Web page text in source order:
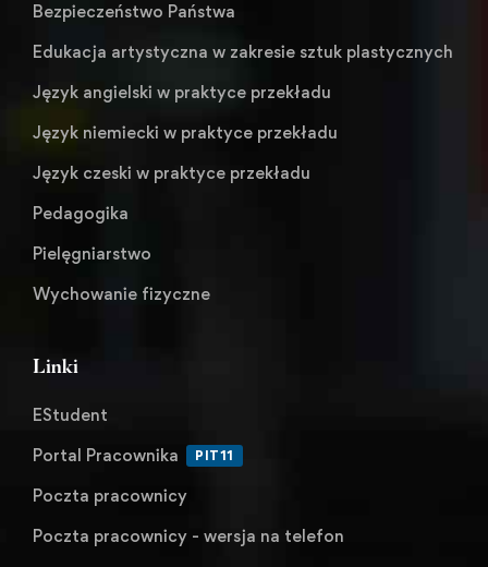
Bezpieczeństwo Państwa
Edukacja artystyczna w zakresie sztuk plastycznych
Język angielski w praktyce przekładu
Język niemiecki w praktyce przekładu
Język czeski w praktyce przekładu
Pedagogika
Pielęgniarstwo
Wychowanie fizyczne
Linki
EStudent
Portal Pracownika
PIT11
Poczta pracownicy
Poczta pracownicy - wersja na telefon